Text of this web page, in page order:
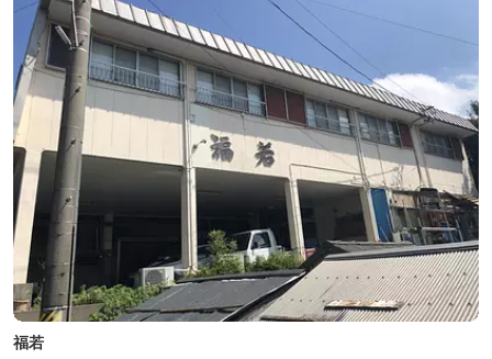
福若